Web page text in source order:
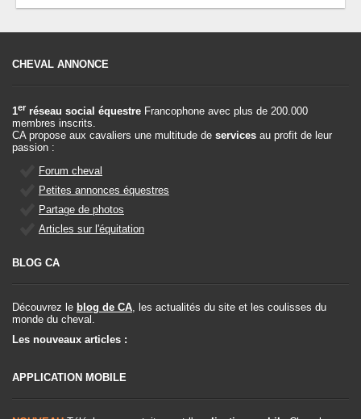
CHEVAL ANNONCE
1er réseau social équestre Francophone avec plus de 200.000
membres inscrits.
CA propose aux cavaliers une multitude de services au profit de leur
passion :
Forum cheval
Petites annonces équestres
Partage de photos
Articles sur l'équitation
BLOG CA
Découvrez le blog de CA, les actualités du site et les coulisses du
monde du cheval.
Les nouveaux articles :
APPLICATION MOBILE